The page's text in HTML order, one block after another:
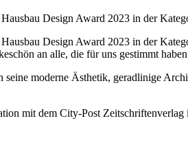
Design Award 2023 in der
Design Award 2023 in der
an alle, die für uns gestimmt
moderne Ästhetik, geradlinige
mit dem City-Post